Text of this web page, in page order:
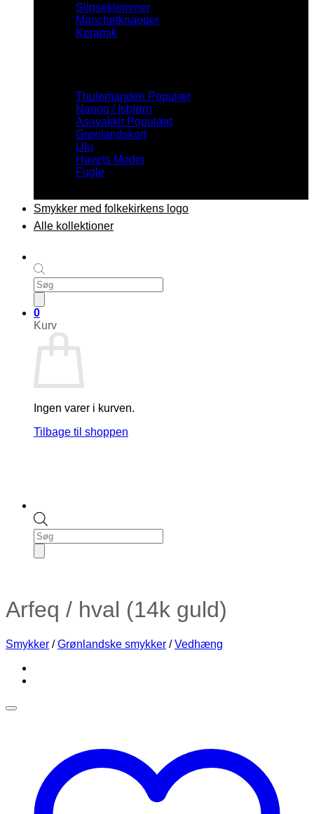
Products
search
0
Kurv
Ingen varer i kurven.
Tilbage til shoppen
Slipseklemmer
Manchetknapper
Keramik
Thulemanden
Nanoq / Isbjørn
Asavakkit
Grønlandskort
Ulu
Havets Moder
Fugle
Smykker med folkekirkens logo
Alle kollektioner
Products
search
Arfeq / hval (14k guld)
Smykker / Grønlandske smykker / Vedhæng